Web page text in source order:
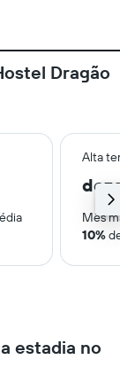
Dragão
Alta
Mês
10%
estadia no